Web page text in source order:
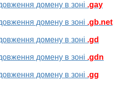
домену в зоні .gay
домену в зоні .gb.net
домену в зоні .gd
домену в зоні .gdn
домену в зоні .gg